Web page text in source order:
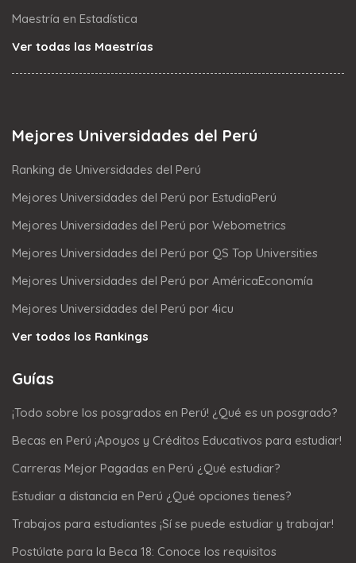
Maestría en Estadística
Ver todas las Maestrías
Mejores Universidades del Perú
Ranking de Universidades del Perú
Mejores Universidades del Perú por EstudiaPerú
Mejores Universidades del Perú por Webometrics
Mejores Universidades del Perú por QS Top Universities
Mejores Universidades del Perú por AméricaEconomía
Mejores Universidades del Perú por 4icu
Ver todos los Rankings
Guías
¡Todo sobre los posgrados en Perú! ¿Qué es un posgrado?
Becas en Perú ¡Apoyos y Créditos Educativos para estudiar!
Carreras Mejor Pagadas en Perú ¿Qué estudiar?
Estudiar a distancia en Perú ¿Qué opciones tienes?
Trabajos para estudiantes ¡Sí se puede estudiar y trabajar!
Postúlate para la Beca 18: Conoce los requisitos